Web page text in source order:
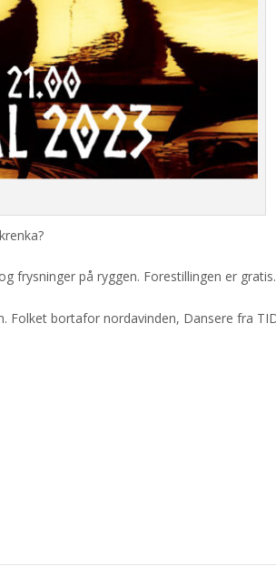
frysninger på ryggen. Forestillingen er gratis.
Folket bortafor nordavinden, Dansere fra